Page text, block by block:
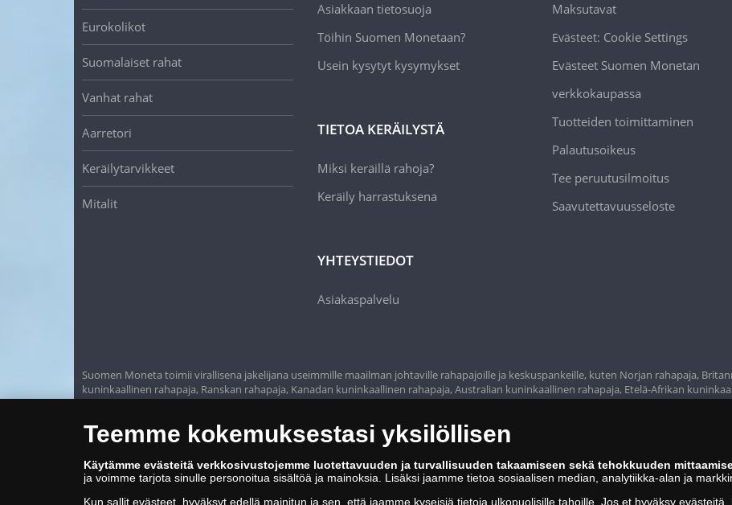
Eurokolikot
Suomalaiset rahat
Vanhat rahat
Aarretori
Keräilytarvikkeet
Mitalit
Asiakkaan tietosuoja
Töihin Suomen Monetaan?
Usein kysytyt kysymykset
TIETOA KERÄILYSTÄ
Miksi keräillä rahoja?
Keräily harrastuksena
YHTEYSTIEDOT
Asiakaspalvelu
Maksutavat
Evästeet: Cookie Settings
Evästeet Suomen Monetan
verkkokaupassa
Tuotteiden toimittaminen
Palautusoikeus
Tee peruutusilmoitus
Saavutettavuusseloste
Suomen Moneta toimii virallisena jakelijana useimmille maailman johtaville rahapajoille ja keskuspankeille, kuten Norjan rahapaja,
kuninkaallinen rahapaja, Ranskan rahapaja, Kanadan kuninkaallinen rahapaja, Australian kuninkaallinen rahapaja, Etelä-Afrikan
rahapaja, Itävallan rahapaja, Alankomaiden kuninkaallinen rahapaja, Espanjan kuninkaallinen rahapaja ja monet muut.
Teemme kokemuksestasi yksilöllisen
Käytämme evästeitä verkkosivustojemme luotettavuuden ja turvallisuuden takaamiseen sekä tehokkuuden
ja voimme tarjota sinulle personoitua sisältöä ja mainoksia. Lisäksi jaamme tietoa sosiaalisen median, analytiikka-alan ja
Kun sallit evästeet, hyväksyt edellä mainitun ja sen, että jaamme kyseisiä tietoja ulkopuolisille tahoille. Jos et hyväksy evästeitä,